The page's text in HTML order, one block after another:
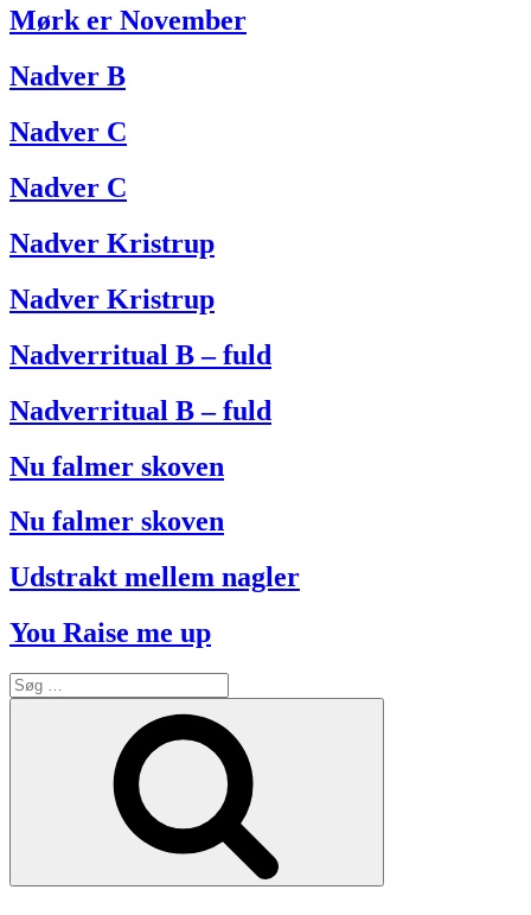
Mørk er November
Nadver B
Nadver C
Nadver C
Nadver Kristrup
Nadver Kristrup
Nadverritual B – fuld
Nadverritual B – fuld
Nu falmer skoven
Nu falmer skoven
Udstrakt mellem nagler
You Raise me up
Søg
efter: